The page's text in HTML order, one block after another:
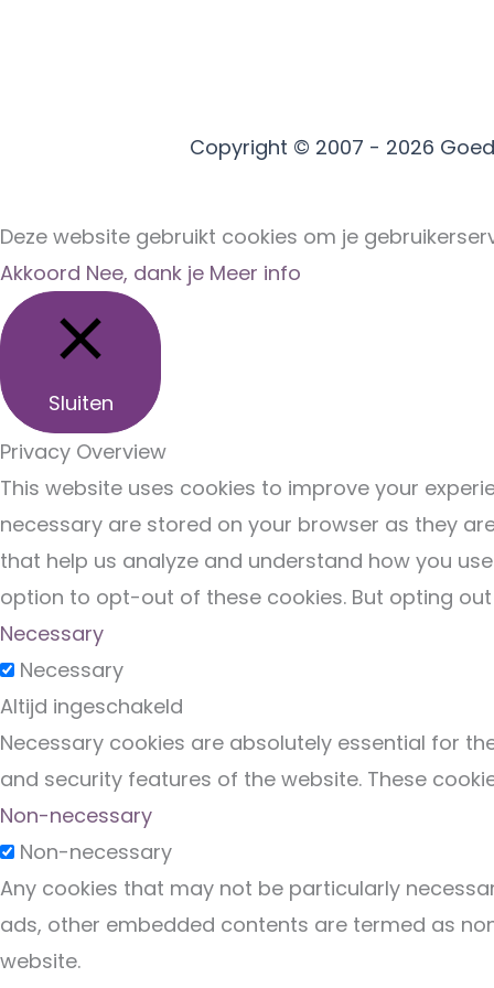
Copyright © 2007 - 2026
Deze website gebruikt cookies om je
Akkoord Nee, dank je Meer info
Sluiten
Privacy Overview
This website uses cookies to improve your
necessary are stored on your browser as they
that help us analyze and understand how you
option to opt-out of these cookies. But opting
Necessary
Necessary
Altijd ingeschakeld
Necessary cookies are absolutely essential for
and security features of the website. These
Non-necessary
Non-necessary
Any cookies that may not be particularly
ads, other embedded contents are termed as
website.